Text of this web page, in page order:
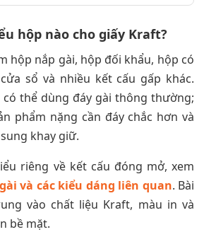
hộp nào cho giấy Kraft?
hộp nắp gài, hộp đối khẩu, hộp có
sổ và nhiều kết cấu gấp khác.
có thể dùng đáy gài thông thường;
phẩm nặng cần đáy chắc hơn và
khay giữ.
riêng về kết cấu đóng mở, xem
và các kiểu dáng liên quan. Bài
vào chất liệu Kraft, màu in và
bề mặt.